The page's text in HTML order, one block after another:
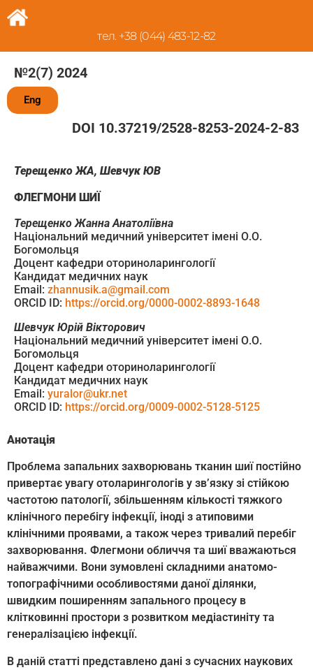
тел. +38 (044) 483-12-82
№2(7) 2024
Eng
DOI 10.37219/2528-8253-2024-2-83
Терещенко ЖА, Шевчук ЮВ
ФЛЕГМОНИ ШИЇ
Терещенко Жанна Анатоліївна
Національний медичний університет імені О.О.
Богомольця
Доцент кафедри оториноларингології
Кандидат медичних наук
Email: zhannusik.a@gmail.com
ORCID ID: https://orcid.org/0000-0002-8893-1648
Шевчук Юрій Вікторович
Національний медичний університет імені О.О.
Богомольця
Доцент кафедри оториноларингології
Кандидат медичних наук
Email: yuralor@ukr.net
ORCID ID: https://orcid.org/0009-0002-5128-5125
Анотація
Проблема запальних захворювань тканин шиї постійно
привертає увагу отоларингологів у зв’язку зі стійкою
частотою патології, збільшенням кількості тяжкого
клінічного перебігу інфекції, іноді з атиповими
клінічними проявами, а також через тривалий перебіг
захворювання. Флегмони обличчя та шиї вважаються
найважчими. Вони зумовлені складними анатомо-
топографічними особливостями даної ділянки,
швидким поширенням запального процесу в
клітковинні простори з розвитком медіастиніту та
генералізацією інфекції.
В даній статті представлено дані з сучасних наукових